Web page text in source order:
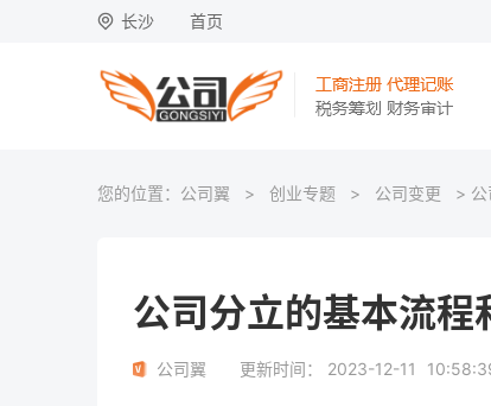
长沙 首页
您的位置： 公司翼 > 创业专题 > 公司变更 > 公
公司分立的基本流程
公司翼 更新时间： 2023-12-11